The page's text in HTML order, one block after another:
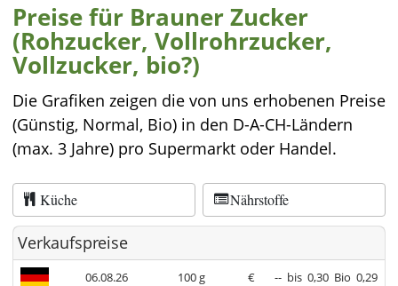
Preise für Brauner Zucker
(Rohzucker, Vollrohrzucker,
Vollzucker, bio?)
Die Grafiken zeigen die von uns erhobenen Preise
(Günstig, Normal, Bio) in den D-A-CH-Ländern
(max. 3 Jahre) pro Supermarkt oder Handel.
Küche Nährstoffe
Verkaufspreise
06.08.26 100 g € -- bis 0,30 Bio 0,29